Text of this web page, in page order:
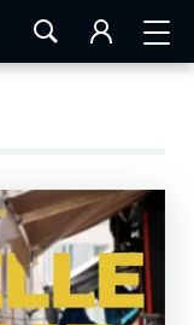
LA ROCHELLE